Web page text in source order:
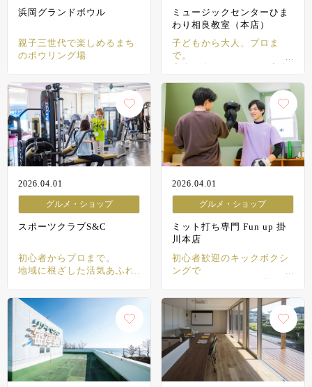
浜岡グランドボウル
親子三世代で楽しめるまち
のボウリング場
ミュージックセンターひま
わり相良教室（本店）
子どもから大人、プロま
で。
教室
2026.04.01
グルメ・ショップ
スポーツクラブS&C
初心者からプロまで。
地域に根ざした活気あふれ
るスポーツクラブ
2026.04.01
グルメ・ショップ
ミット打ち専門 Fun up 掛
川本店
初心者歓迎のキックボクシ
ングで
スカッとストレス解消